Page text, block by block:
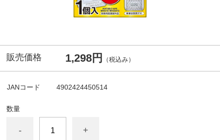
販売価格 1,298円 （税込み）
JANコード 4902424450514
数量
- +